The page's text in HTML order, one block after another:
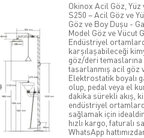
Okinox Acil Göz, Yüz
S250 – Acil Göz ve
Göz ve Boy Duşu -
Model Göz ve Vücut
Endüstriyel
karşılaşabileceği
göz/deri temaslarına
tasarlanmış acil göz
Elektrostatik boyalı
olup, pedal veya el
dakika sürekli akış,
endüstriyel
sağlamak için
hızlı kargo, faturalı
WhatsApp